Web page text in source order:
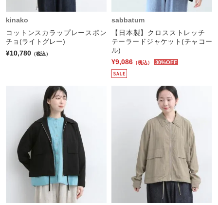
kinako
コットンスカラップレースポン
チョ(ライトグレー)
¥10,780 （税込）
sabbatum
【日本製】クロスストレッチ
テーラードジャケット(チャコー
ル)
¥9,086 （税込） 30%OFF